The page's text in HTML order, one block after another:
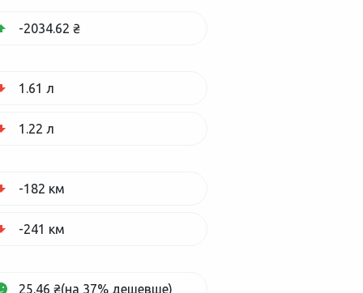
-2034.62 ₴
1.61 л
1.22 л
-182 км
-241 км
25.46 ₴(на 37% дешевше)